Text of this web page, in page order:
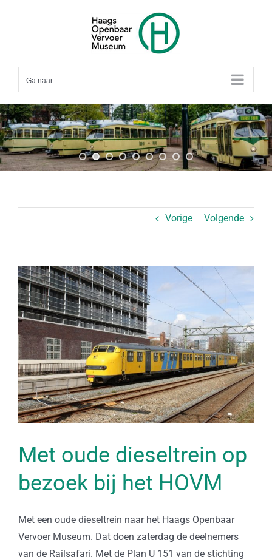
Ga naar...
Vorige Volgende
Bekijk
grotere
afbeelding
Met oude dieseltrein op
bezoek bij het HOVM
Met een oude dieseltrein naar het Haags Openbaar
Vervoer Museum. Dat doen zaterdag de deelnemers
van de Railsafari. Met de Plan U 151 van de stichting